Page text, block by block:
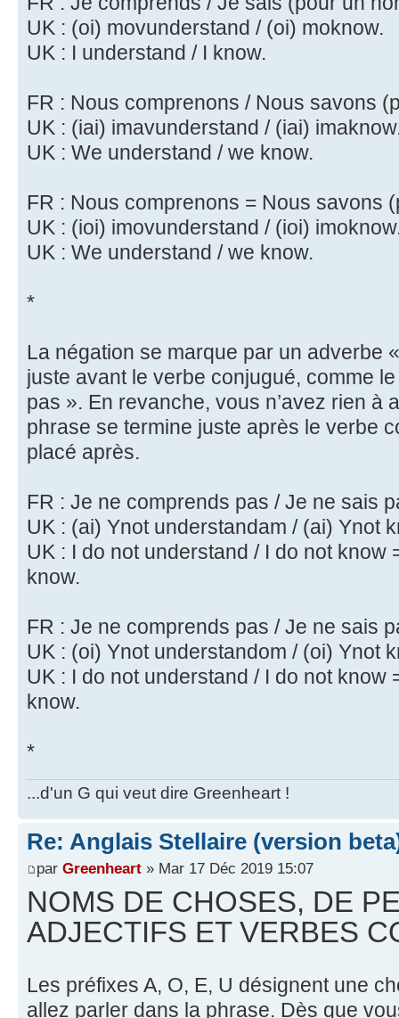
UK : (oi) movunderstand / (oi) moknow.
UK : I understand / I know.
FR : Nous comprenons / Nous savons
UK : (iai) imavunderstand / (iai)
UK : We understand / we know.
FR : Nous comprenons = Nous savons
UK : (ioi) imovunderstand / (ioi)
UK : We understand / we know.
*
La négation se marque par un adverbe
juste avant le verbe conjugué, comme
pas ». En revanche, vous n’avez rien à
phrase se termine juste après le verbe
placé après.
FR : Je ne comprends pas / Je ne sais
UK : (ai) Ynot understandam / (ai) Ynot
UK : I do not understand / I do not know
know.
FR : Je ne comprends pas / Je ne sais
UK : (oi) Ynot understandom / (oi) Ynot
UK : I do not understand / I do not know
know.
*
...d'un G qui veut dire Greenheart !
Re: Anglais Stellaire (version
par Greenheart » Mar 17 Déc 2019 15:07
NOMS DE CHOSES, DE
ADJECTIFS ET VERBES
Les préfixes A, O, E, U désignent une
allez parler dans la phrase. Dès que